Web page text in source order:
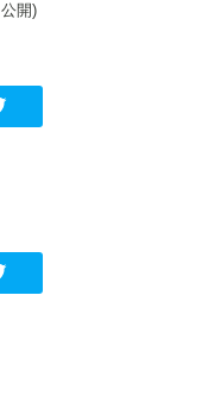
公開)